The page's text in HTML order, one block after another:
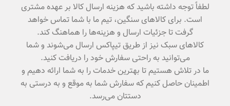
لطفاً توجه داشته باشید که هزینه ارسال کالا بر عهده مشتری
است. برای کالاهای سنگین، تیم ما با شما تماس خواهد
گرفت تا جزئیات ارسال و هزینه‌ها را هماهنگ کند.
کالاهای سبک نیز از طریق تیپاکس ارسال می‌شوند و شما
می‌توانید به راحتی سفارش خود را دریافت کنید.
ما در تلاش هستیم تا بهترین خدمات را به شما ارائه دهیم و
اطمینان حاصل کنیم که سفارش شما به موقع و به درستی به
دستتان می‌رسد.